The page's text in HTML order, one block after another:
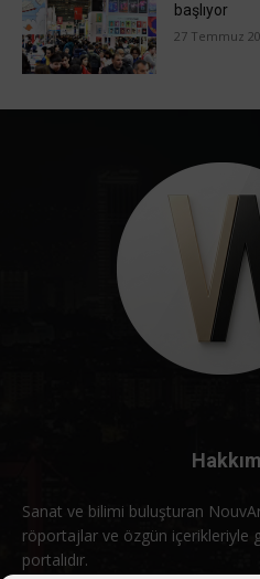
başlıyor
27 Temmuz
Sanat ve bilimi buluşturan
röportajlar ve özgün içerikleriyle
portalıdır.